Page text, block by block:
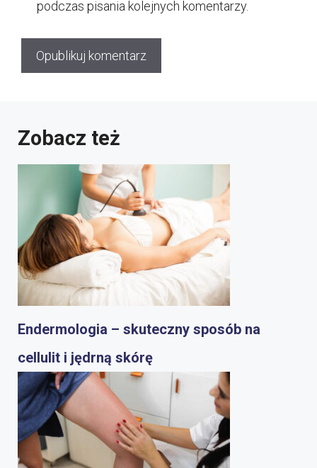
podczas pisania kolejnych komentarzy.
Zobacz też
Endermologia – skuteczny sposób na
cellulit i jędrną skórę